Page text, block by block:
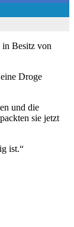
in Besitz von
Droge
und die
sie jetzt
ist.“